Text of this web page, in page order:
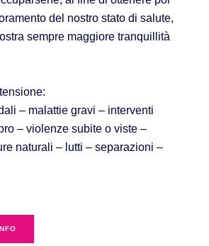
del nostro stato di salute,
sempre maggiore tranquillità
– malattie gravi – interventi
– violenze subite o viste –
naturali – lutti – separazioni –